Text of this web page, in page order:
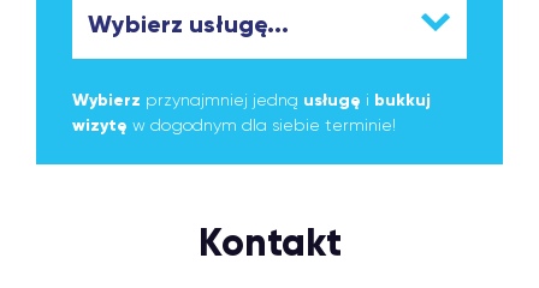
Wybierz przynajmniej jedną usługę i bukkuj
wizytę w dogodnym dla siebie terminie!
Kontakt